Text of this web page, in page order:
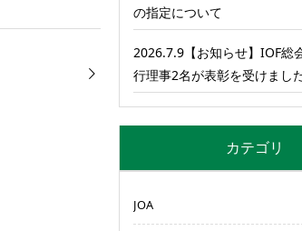
の指定について
2026.7.9【お知らせ】IOF総
行理事2名が表彰を受けまし
カテゴリ
JOA